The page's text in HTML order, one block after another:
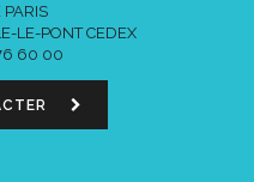
PARIS
LE-PONT CEDEX
60 00